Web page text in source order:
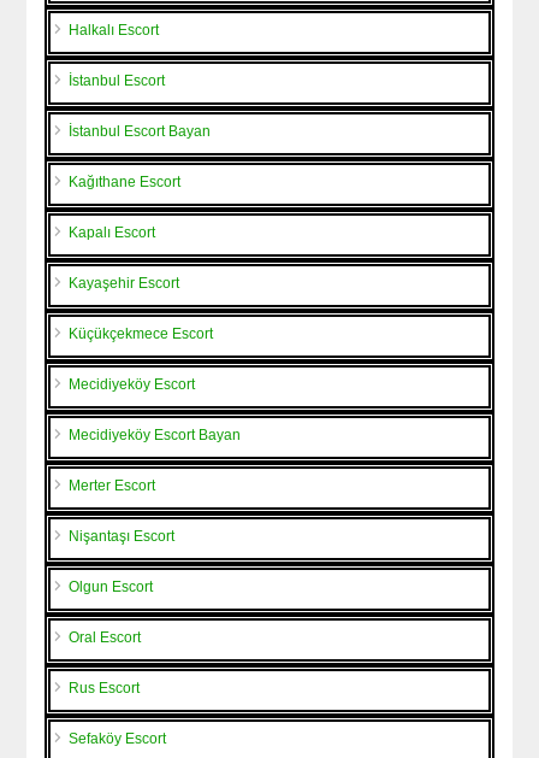
Halkalı Escort
İstanbul Escort
İstanbul Escort Bayan
Kağıthane Escort
Kapalı Escort
Kayaşehir Escort
Küçükçekmece Escort
Mecidiyeköy Escort
Mecidiyeköy Escort Bayan
Merter Escort
Nişantaşı Escort
Olgun Escort
Oral Escort
Rus Escort
Sefaköy Escort